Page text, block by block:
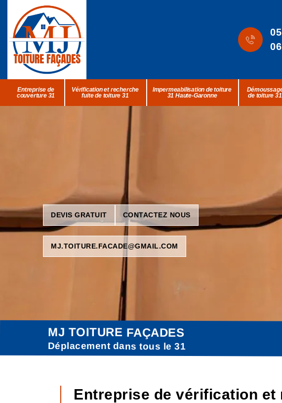
Entreprise de
couverture 31
Vérification et recherche
fuite de toiture 31
Impermeabilisation de toiture
31 Haute-Garonne
de toiture 31
DEVIS GRATUIT CONTACTEZ NOUS
MJ.TOITURE.FACADE@GMAIL.COM
MJ TOITURE FAÇADES
Déplacement dans tous le 31
Entreprise de vérification et